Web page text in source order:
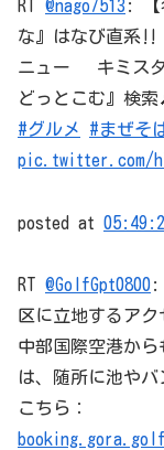
RT @nago7513: 【
な』はなび直系‼️
ニュー キミスタ
どっとこむ』検
#グルメ
#まぜそ
pic.twitter.com/
posted at
RT @GolfGpt0800:
区に立地するアク
中部国際空港か
は、随所に池や
こちら：